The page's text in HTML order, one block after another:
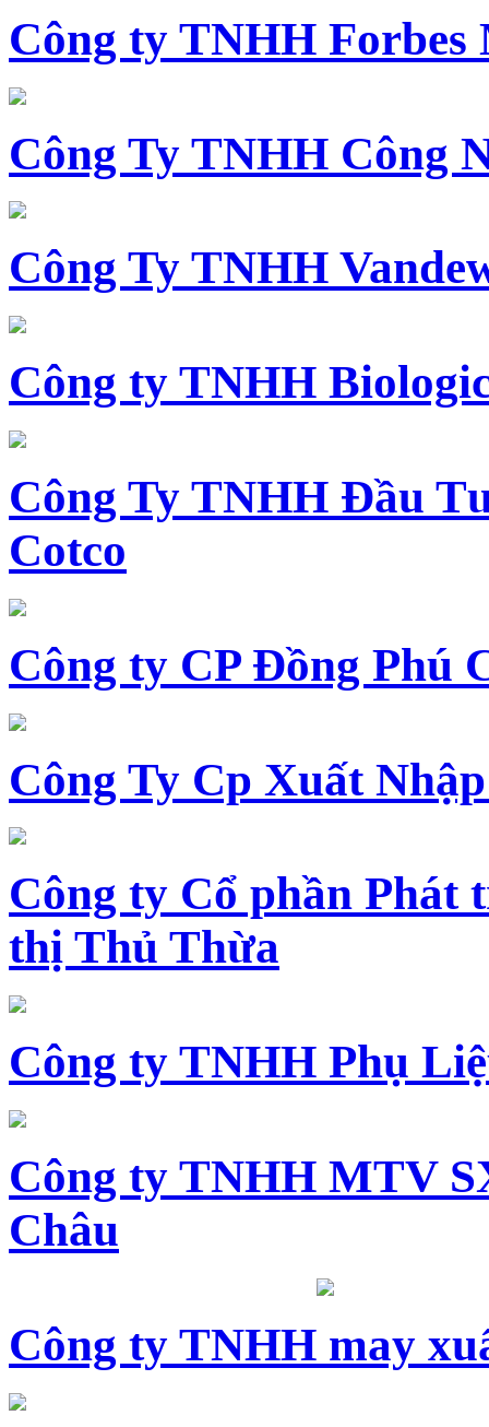
Công ty TNHH
Công Ty TNHH Công
Công Ty TNHH
Công ty TNHH
Công Ty TNHH Đầu
Cotco
Công ty CP Đồng Phú
Công Ty Cp Xuất
Công ty Cổ phần Phát
thị Thủ Thừa
Công ty TNHH Phụ
Công ty TNHH MTV
Châu
Công ty TNHH may